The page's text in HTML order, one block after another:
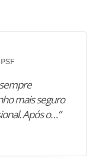
sempre
mais seguro
Após o…”